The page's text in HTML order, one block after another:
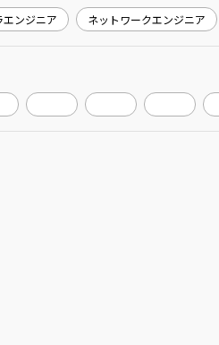
エンジニア ネットワークエンジニア